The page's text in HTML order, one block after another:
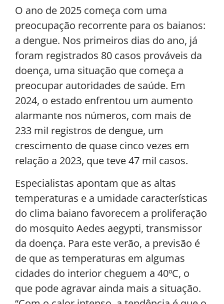
O ano de 2025 começa com uma
preocupação recorrente para os baianos:
a dengue. Nos primeiros dias do ano, já
foram registrados 80 casos prováveis da
doença, uma situação que começa a
preocupar autoridades de saúde. Em
2024, o estado enfrentou um aumento
alarmante nos números, com mais de
233 mil registros de dengue, um
crescimento de quase cinco vezes em
relação a 2023, que teve 47 mil casos.
Especialistas apontam que as altas
temperaturas e a umidade características
do clima baiano favorecem a proliferação
do mosquito Aedes aegypti, transmissor
da doença. Para este verão, a previsão é
de que as temperaturas em algumas
cidades do interior cheguem a 40ºC, o
que pode agravar ainda mais a situação.